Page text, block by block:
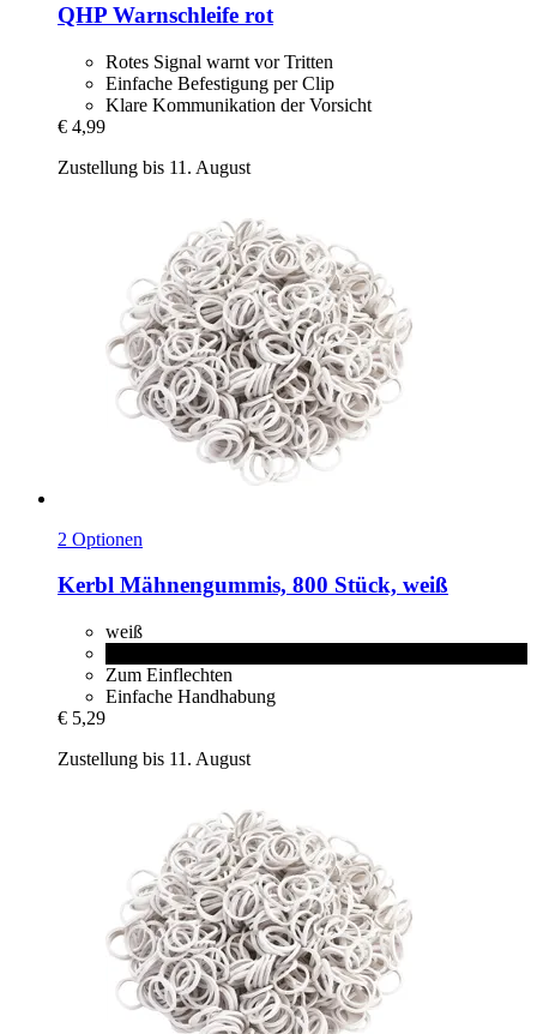
QHP Warnschleife rot
Rotes Signal warnt vor Tritten
Einfache Befestigung per Clip
Klare Kommunikation der Vorsicht
€ 4,99
Zustellung bis 11. August
2 Optionen
Kerbl Mähnengummis, 800 Stück, weiß
weiß
Zum Einflechten
Einfache Handhabung
€ 5,29
Zustellung bis 11. August